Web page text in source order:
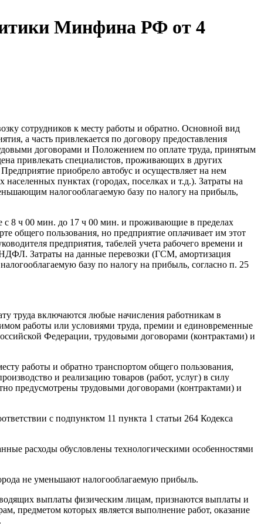
Минфина РФ от 4
сотрудников к месту работы и обратно. Основной вид
а часть привлекается по договору предоставления
договорами и Положением по оплате труда, принятым
привлекать специалистов, проживающих в других
приобрело автобус и осуществляет на нем
пунктах (городах, поселках и т.д.). Затраты на
налогооблагаемую базу по налогу на прибыль,
с 8 ч 00 мин. до 17 ч 00 мин. и проживающие в пределах
общего пользования, но предприятие оплачивает им этот
предприятия, табелей учета рабочего времени и
Затраты на данные перевозки (ГСМ, амортизация
базу по налогу на прибыль, согласно п. 25
труда включаются любые начисления работникам в
работы или условиями труда, премии и единовременные
Федерации, трудовыми договорами (контрактами) и
работы и обратно транспортом общего пользования,
и реализацию товаров (работ, услуг) в силу
предусмотрены трудовыми договорами (контрактами) и
с подпунктом 11 пункта 1 статьи 264 Кодекса
расходы обусловлены технологическими особенностями
не уменьшают налогооблагаемую прибыль.
выплаты физическим лицам, признаются выплаты и
предметом которых является выполнение работ, оказание